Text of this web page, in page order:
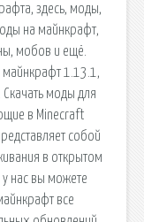
здесь, моды,
на майнкрафт,
мобов и ещё.
1.13.1,
Скачать моды для
в Minecraft
собой
в открытом
у нас вы можете
все